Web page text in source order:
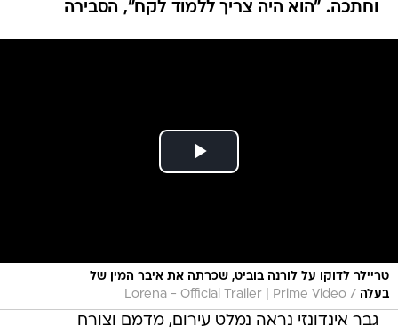
וחתכה. "הוא היה צריך ללמוד לקח", הסבירה
טריילר לדוקו על לורנה בוביט, שכרתה את איבר המין של
בעלה /
Lorena - Official Trailer | Prime Video
גבר אינדונזי נראה נמלט עירום, מדמם וצורח